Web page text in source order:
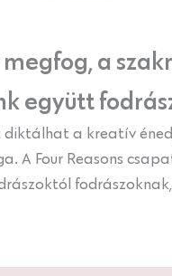
a
együtt
a kreatív
A Four Reasons